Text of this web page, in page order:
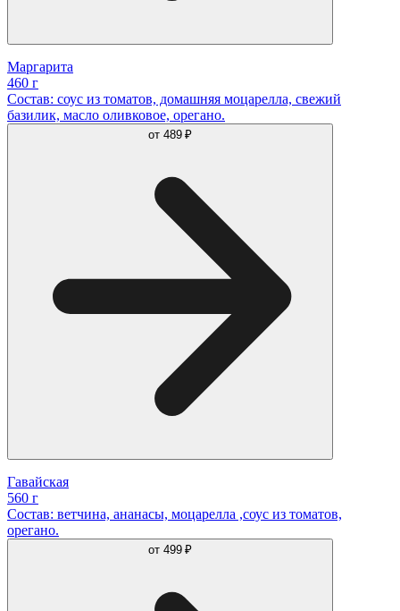
Маргарита
460 г
Состав: соус из томатов, домашняя моцарелла, свежий
базилик, масло оливковое, орегано.
от 489 ₽
Гавайская
560 г
Состав: ветчина, ананасы, моцарелла ,соус из томатов,
орегано.
от 499 ₽